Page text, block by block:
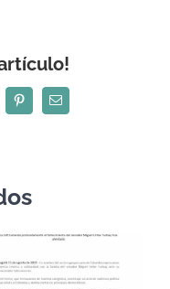
PinterestCorreo
electrónico